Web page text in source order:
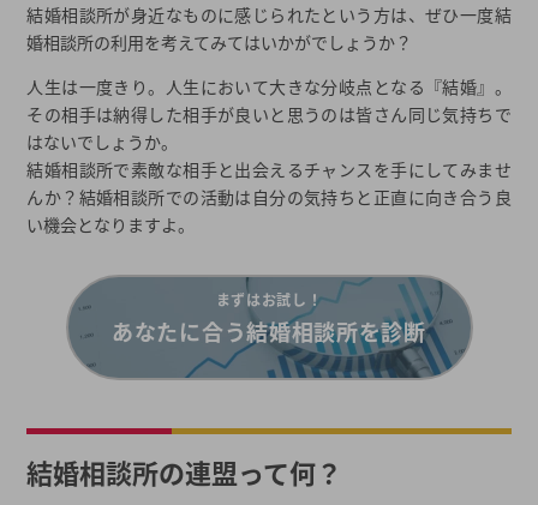
結婚相談所が身近なものに感じられたという方は、ぜひ一度結
婚相談所の利用を考えてみてはいかがでしょうか？
人生は一度きり。人生において大きな分岐点となる『結婚』。
その相手は納得した相手が良いと思うのは皆さん同じ気持ちで
はないでしょうか。
結婚相談所で素敵な相手と出会えるチャンスを手にしてみませ
んか？結婚相談所での活動は自分の気持ちと正直に向き合う良
い機会となりますよ。
まずはお試し！
あなたに合う結婚相談所を診断
結婚相談所の連盟って何？